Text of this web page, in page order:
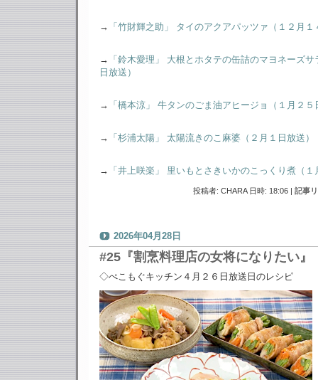
→ 「竹財輝之助」 タイのアクアパッツァ（１２月１
→ 「鈴木愛理」 大根とホタテの缶詰のマヨネーズ
日放送）
→ 「橋本涼」 牛タンのごま油アヒージョ（１月２５
→ 「杉浦太陽」 太陽流きのこ麻婆（２月１日放送）
→ 「井上咲楽」 里いもとさきいかのこっくり煮（
投稿者: CHARA 日時: 18:06 | 記事
2026年04月28日
#25『割烹料理店の女将になりたい』
◇ぺこもぐキッチン４月２６日放送日のレシピ